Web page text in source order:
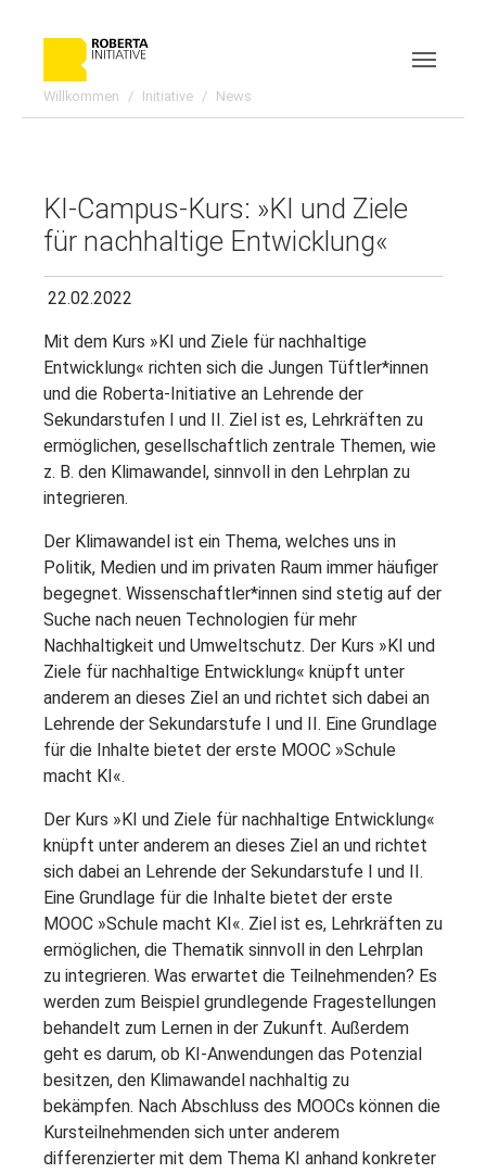
Skip to main content
Skip to page footer
Willkommen Initiative News
KI-Campus-Kurs: »KI und Ziele
für nachhaltige Entwicklung«
22.02.2022
Mit dem Kurs »KI und Ziele für nachhaltige
Entwicklung« richten sich die Jungen Tüftler*innen
und die Roberta-Initiative an Lehrende der
Sekundarstufen I und II. Ziel ist es, Lehrkräften zu
ermöglichen, gesellschaftlich zentrale Themen, wie
z. B. den Klimawandel, sinnvoll in den Lehrplan zu
integrieren.
Der Klimawandel ist ein Thema, welches uns in
Politik, Medien und im privaten Raum immer häufiger
begegnet. Wissenschaftler*innen sind stetig auf der
Suche nach neuen Technologien für mehr
Nachhaltigkeit und Umweltschutz. Der Kurs »KI und
Ziele für nachhaltige Entwicklung« knüpft unter
anderem an dieses Ziel an und richtet sich dabei an
Lehrende der Sekundarstufe I und II. Eine Grundlage
für die Inhalte bietet der erste MOOC »Schule
macht KI«.
Der Kurs »KI und Ziele für nachhaltige Entwicklung«
knüpft unter anderem an dieses Ziel an und richtet
sich dabei an Lehrende der Sekundarstufe I und II.
Eine Grundlage für die Inhalte bietet der erste
MOOC »Schule macht KI«. Ziel ist es, Lehrkräften zu
ermöglichen, die Thematik sinnvoll in den Lehrplan
zu integrieren. Was erwartet die Teilnehmenden? Es
werden zum Beispiel grundlegende Fragestellungen
behandelt zum Lernen in der Zukunft. Außerdem
geht es darum, ob KI-Anwendungen das Potenzial
besitzen, den Klimawandel nachhaltig zu
bekämpfen. Nach Abschluss des MOOCs können die
Kursteilnehmenden sich unter anderem
differenzierter mit dem Thema KI anhand konkreter